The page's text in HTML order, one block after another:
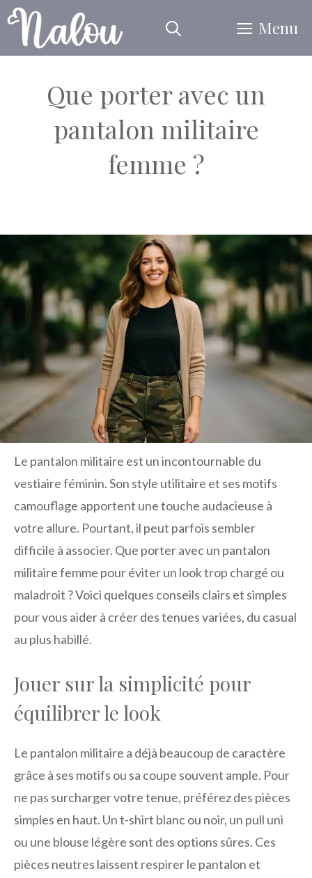
Aller
contenu
Menu
Que porter avec un
pantalon militaire
femme ?
Le pantalon militaire est un incontournable du
vestiaire féminin. Son style utilitaire et ses motifs
camouflage apportent une touche audacieuse à
votre allure. Pourtant, il peut parfois sembler
difficile à associer. Que porter avec un pantalon
militaire femme pour éviter un look trop chargé ou
maladroit ? Voici quelques conseils clairs et simples
pour vous aider à créer des tenues variées, du casual
au plus habillé.
Jouer sur la simplicité pour
équilibrer le look
Le pantalon militaire a déjà beaucoup de caractère
grâce à ses motifs ou sa coupe souvent ample. Pour
ne pas surcharger votre tenue, préférez des pièces
simples en haut. Un t-shirt blanc ou noir, un pull uni
ou une blouse légère sont des options sûres. Ces
pièces neutres laissent respirer le pantalon et